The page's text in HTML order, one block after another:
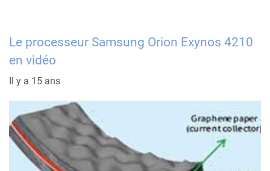
Le processeur Samsung Orion Exynos 4210
en vidéo
Il y a 15 ans